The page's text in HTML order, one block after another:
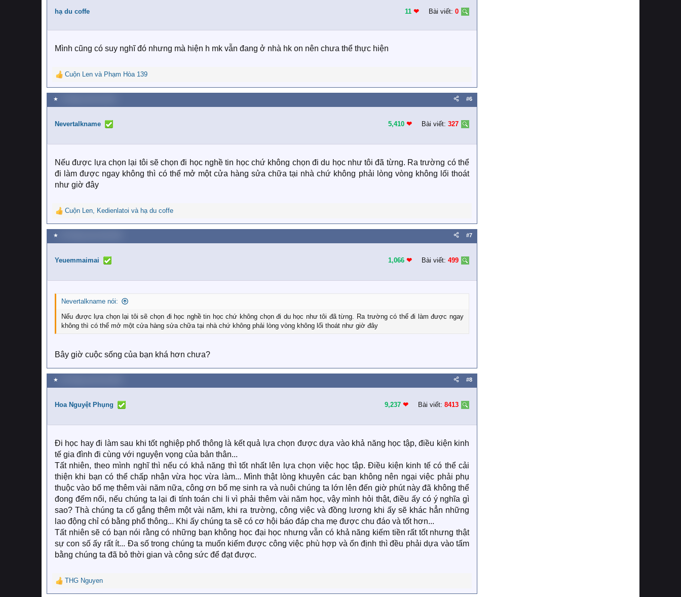
i
n
:
hạ du coffe 11 ❤︎ Bài viết: 0
Mình cũng có suy nghĩ đó nhưng mà hiện h mk vẫn đang ở nhà hk on nên chưa thể thực hiện
R
e
a
c
i
:
Cuộn Len và Phạm Hòa 139
★ #6
Nevertalkname 5,410 ❤︎ Bài viết: 327
Nếu được lựa chọn lại tôi sẽ chọn đi học nghề tin học chứ không chọn đi du học như tôi đã từng. Ra trường có thể
đi làm được ngay không thì có thể mở một cửa hàng sửa chữa tại nhà chứ không phải lòng vòng không lối thoát
như giờ đây
R
e
a
c
i
:
Cuộn Len, Kedienlatoi và hạ du coffe
★ #7
Yeuemmaimai 1,066 ❤︎ Bài viết: 499
Nevertalkname nói:
Nếu được lựa chọn lại tôi sẽ chọn đi học nghề tin học chứ không chọn đi du học như tôi đã từng. Ra trường có thể đi làm được ngay
không thì có thể mở một cửa hàng sửa chữa tại nhà chứ không phải lòng vòng không lối thoát như giờ đây
Bây giờ cuộc sống của bạn khá hơn chưa?
★ #8
Hoa Nguyệt Phụng 9,237 ❤︎ Bài viết: 8413
Đi học hay đi làm sau khi tốt nghiệp phổ thông là kết quả lựa chọn được dựa vào khả năng học tập, điều kiện kinh
tế gia đình đi cùng với nguyện vọng của bản thân...
Tất nhiên, theo mình nghĩ thì nếu có khả năng thì tốt nhất lên lựa chọn việc học tập. Điều kiện kinh tế có thể cải
thiện khi bạn có thể chấp nhận vừa học vừa làm... Mình thật lòng khuyên các bạn không nên ngại việc phải phụ
thuộc vào bố mẹ thêm vài năm nữa, công ơn bố mẹ sinh ra và nuôi chúng ta lớn lên đến giờ phút này đã không thể
đong đếm nổi, nếu chúng ta lại đi tính toán chi li vì phải thêm vài năm học, vậy mình hỏi thật, điều ấy có ý nghĩa gì
sao? Thà chúng ta cố gắng thêm một vài năm, khi ra trường, công việc và đồng lương khi ấy sẽ khác hẳn những
lao động chỉ có bằng phổ thông... Khi ấy chúng ta sẽ có cơ hội báo đáp cha mẹ được chu đáo và tốt hơn...
Tất nhiên sẽ có bạn nói rằng có những bạn không học đại học nhưng vẫn có khả năng kiếm tiền rất tốt nhưng thật
sự con số ấy rất ít... Đa số trong chúng ta muốn kiếm được công việc phù hợp và ổn định thì đều phải dựa vào tấm
bằng chúng ta đã bỏ thời gian và công sức để đạt được.
R
e
THG Nguyen